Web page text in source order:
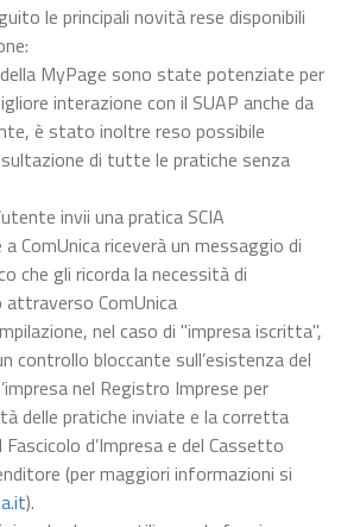
le principali novità rese disponibili
MyPage sono state potenziate per
interazione con il SUAP anche da
è stato inoltre reso possibile
di tutte le pratiche senza
invii una pratica SCIA
ComUnica riceverà un messaggio di
che gli ricorda la necessità di
attraverso ComUnica
nel caso di "impresa iscritta",
controllo bloccante sull’esistenza del
nel Registro Imprese per
delle pratiche inviate e la corretta
d’Impresa e del Cassetto
(per maggiori informazioni si
).